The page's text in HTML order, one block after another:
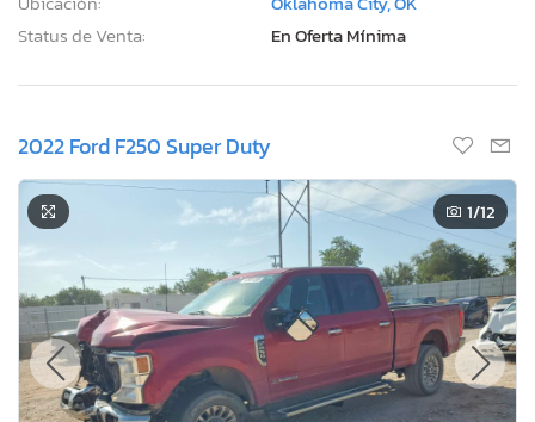
Status de Venta:
En Oferta Mínima
2022 Ford F250 Super Duty
1/12